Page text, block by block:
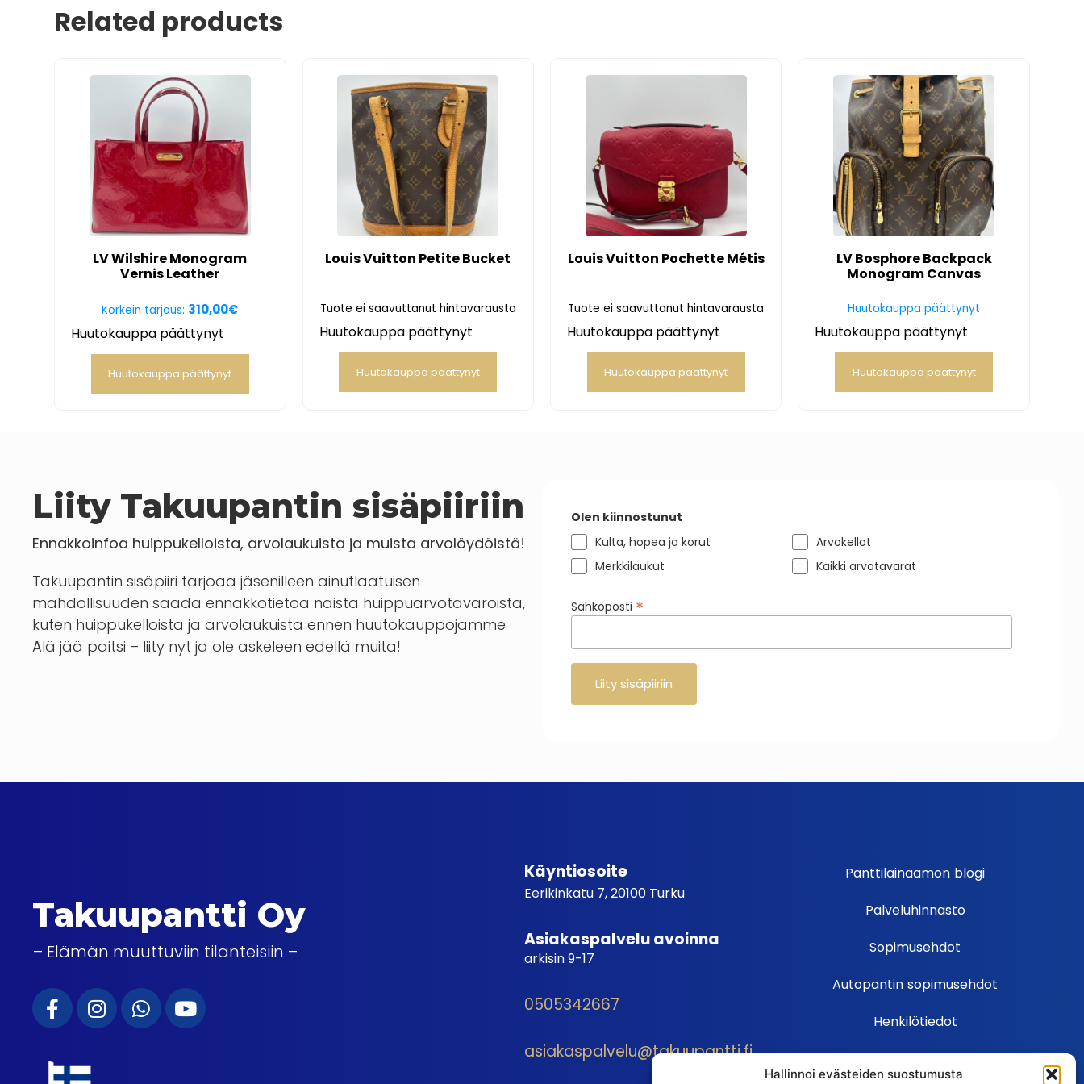
Hallinnoi evästeiden suostumusta
Related products
LV Wilshire Monogram
Vernis Leather
Korkein tarjous: 310,00€
Huutokauppa päättynyt
Huutokauppa päättynyt
Louis Vuitton Petite Bucket
Tuote ei saavuttanut hintavarausta
Huutokauppa päättynyt
Huutokauppa päättynyt
Louis Vuitton Pochette Métis
Tuote ei saavuttanut hintavarausta
Huutokauppa päättynyt
Huutokauppa päättynyt
LV Bosphore Backpack
Monogram Canvas
Huutokauppa päättynyt
Huutokauppa päättynyt
Huutokauppa päättynyt
Liity Takuupantin sisäpiiriin
Ennakkoinfoa huippukelloista, arvolaukuista ja muista arvolöydöistä!
Takuupantin sisäpiiri tarjoaa jäsenilleen ainutlaatuisen
mahdollisuuden saada ennakkotietoa näistä huippuarvotavaroista,
kuten huippukelloista ja arvolaukuista ennen huutokauppojamme.
Älä jää paitsi – liity nyt ja ole askeleen edellä muita!
Olen kiinnostunut
Kulta, hopea ja korut
Arvokellot
Merkkilaukut
Kaikki arvotavarat
Sähköposti *
Takuupantti Oy
– Elämän muuttuviin tilanteisiin –
Käyntiosoite
Eerikinkatu 7, 20100 Turku
Asiakaspalvelu avoinna
arkisin 9-17
0505342667
asiakaspalvelu@takuupantti.fi
Panttilainaamon blogi
Palveluhinnasto
Sopimusehdot
Autopantin sopimusehdot
Henkilötiedot
Ehdot